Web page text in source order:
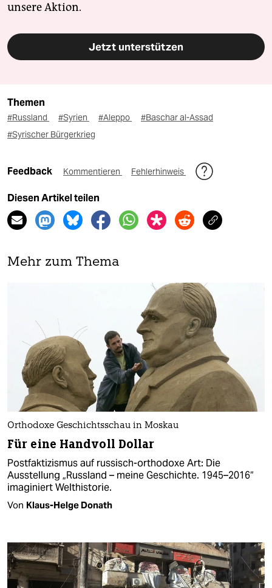
unsere Aktion.
Jetzt unterstützen
Themen
#Russland #Syrien #Aleppo
#Baschar al-Assad
#Syrischer Bürgerkrieg
Feedback Kommentieren Fehlerhinweis
Diesen Artikel teilen
Mehr zum Thema
Orthodoxe Geschichtsschau in Moskau
Für eine Handvoll Dollar
Postfaktizismus auf russisch-orthodoxe Art: Die
Ausstellung „Russland – meine Geschichte. 1945–2016“
imaginiert Welthistorie.
Von Klaus-Helge Donath